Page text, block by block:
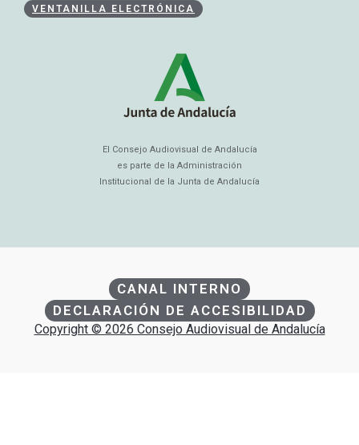
VENTANILLA ELECTRÓNICA
El Consejo Audiovisual de Andalucía
es parte de la Administración
Institucional de la Junta de Andalucía
CANAL INTERNO
DECLARACIÓN DE ACCESIBILIDAD
Copyright © 2026 Consejo Audiovisual de Andalucía